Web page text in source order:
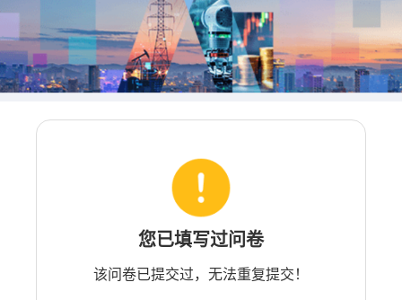
您已填写过问卷
该问卷已提交过，无法重复提交！